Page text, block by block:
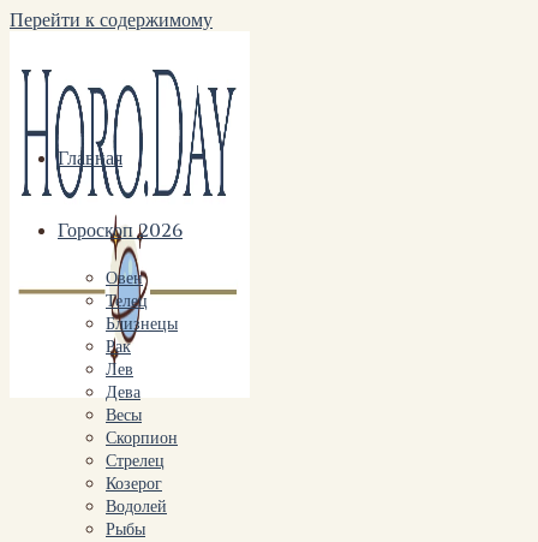
Перейти к содержимому
Главная
Гороскоп 2026
Овен
Телец
Близнецы
Рак
Лев
Дева
Весы
Скорпион
Стрелец
Козерог
Водолей
Рыбы